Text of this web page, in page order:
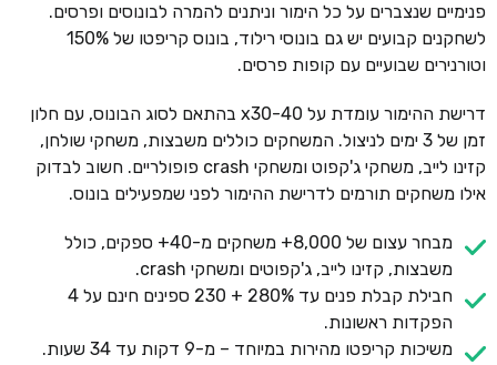
פנימיים שנצברים על כל הימור וניתנים להמרה לבונוסים ופרסים.
לשחקנים קבועים יש גם בונוסי רילוד, בונוס קריפטו של 150%
וטורנירים שבועיים עם קופות פרסים.
דרישת ההימור עומדת על x30-40 בהתאם לסוג הבונוס, עם חלון
זמן של 3 ימים לניצול. המשחקים כוללים משבצות, משחקי שולחן,
קזינו לייב, משחקי ג'קפוט ומשחקי crash פופולריים. חשוב לבדוק
אילו משחקים תורמים לדרישת ההימור לפני שמפעילים בונוס.
מבחר עצום של 8,000+ משחקים מ-40+ ספקים, כולל
משבצות, קזינו לייב, ג'קפוטים ומשחקי crash.
חבילת קבלת פנים עד 280% + 230 ספינים חינם על 4
הפקדות ראשונות.
משיכות קריפטו מהירות במיוחד – מ-9 דקות עד 34 שעות.